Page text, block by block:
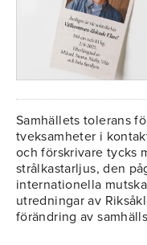
Samhällets tolerans
tveksamheter i
och förskrivare tycks
strålkastarljus, den
internationella
utredningar av
förändring av